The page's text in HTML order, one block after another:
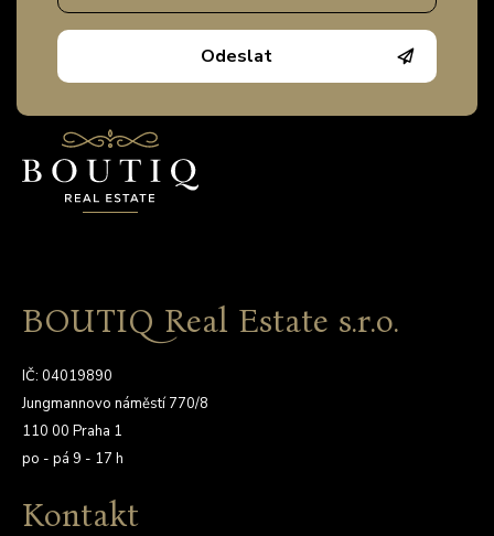
Odeslat
BOUTIQ Real Estate s.r.o.
IČ: 04019890
Jungmannovo náměstí 770/8
110 00 Praha 1
po - pá 9 - 17 h
Kontakt